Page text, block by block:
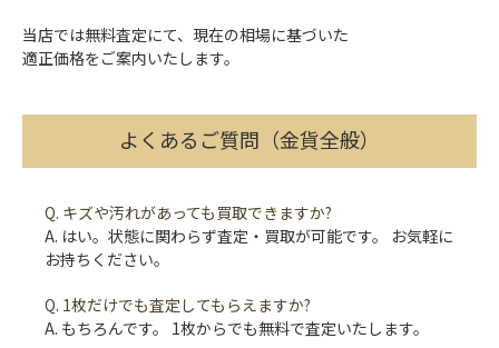
当店では無料査定にて、現在の相場に基づいた
適正価格をご案内いたします。
よくあるご質問（金貨全般）
Q. キズや汚れがあっても買取できますか?
A. はい。状態に関わらず査定・買取が可能です。 お気軽に
お持ちください。
Q. 1枚だけでも査定してもらえますか?
A. もちろんです。 1枚からでも無料で査定いたします。